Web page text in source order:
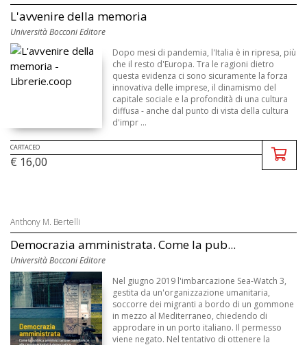
L'avvenire della memoria
Università Bocconi Editore
Dopo mesi di pandemia, l'Italia è in ripresa, più
che il resto d'Europa. Tra le ragioni dietro
questa evidenza ci sono sicuramente la forza
innovativa delle imprese, il dinamismo del
capitale sociale e la profondità di una cultura
diffusa - anche dal punto di vista della cultura
d'impr ...
CARTACEO
€ 16,00
Anthony M. Bertelli
Democrazia amministrata. Come la pub...
Università Bocconi Editore
Nel giugno 2019 l'imbarcazione Sea-Watch 3,
gestita da un'organizzazione umanitaria,
soccorre dei migranti a bordo di un gommone
in mezzo al Mediterraneo, chiedendo di
approdare in un porto italiano. Il permesso
viene negato. Nel tentativo di ottenere la